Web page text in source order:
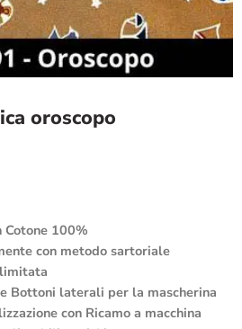
oroscopo
100%
con metodo sartoriale
Bottoni laterali per la mascherina
con Ricamo a macchina